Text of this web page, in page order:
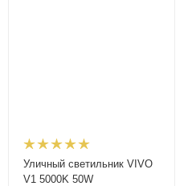
Уличный светильник VIVO
V1 5000K 50W